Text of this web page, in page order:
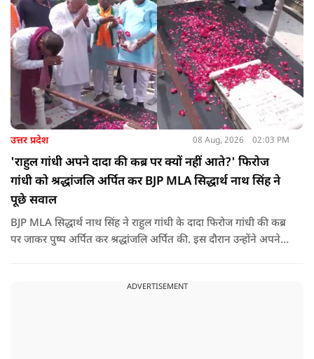
उत्तर प्रदेश 08 Aug, 2026 02:03 PM
'राहुल गांधी अपने दादा की कब्र पर क्यों नहीं आते?' फिरोज
गांधी को श्रद्धांजलि अर्पित कर BJP MLA सिद्धार्थ नाथ सिंह ने
पूछे सवाल
BJP MLA सिद्धार्थ नाथ सिंह ने राहुल गांधी के दादा फिरोज गांधी की कब्र
पर जाकर पुष्प अर्पित कर श्रद्धांजलि अर्पित की. इस दौरान उन्होंने अपने
ADVERTISEMENT